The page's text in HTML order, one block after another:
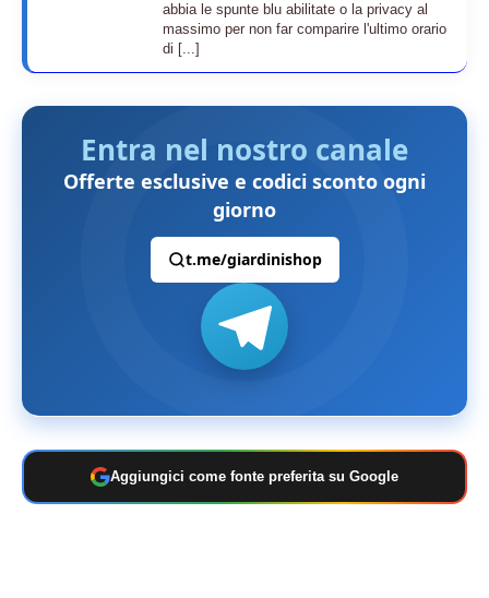
abbia le spunte blu abilitate o la privacy al
massimo per non far comparire l'ultimo orario
di [...]
Entra nel nostro canale
Offerte esclusive e codici sconto ogni
giorno
t.me/giardinishop
Aggiungici come fonte preferita su Google